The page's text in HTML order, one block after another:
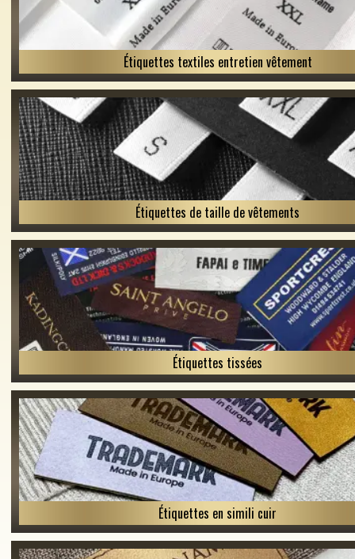
Étiquettes textiles entretien vêtement
Étiquettes de taille de vêtements
Étiquettes tissées
Étiquettes en simili cuir